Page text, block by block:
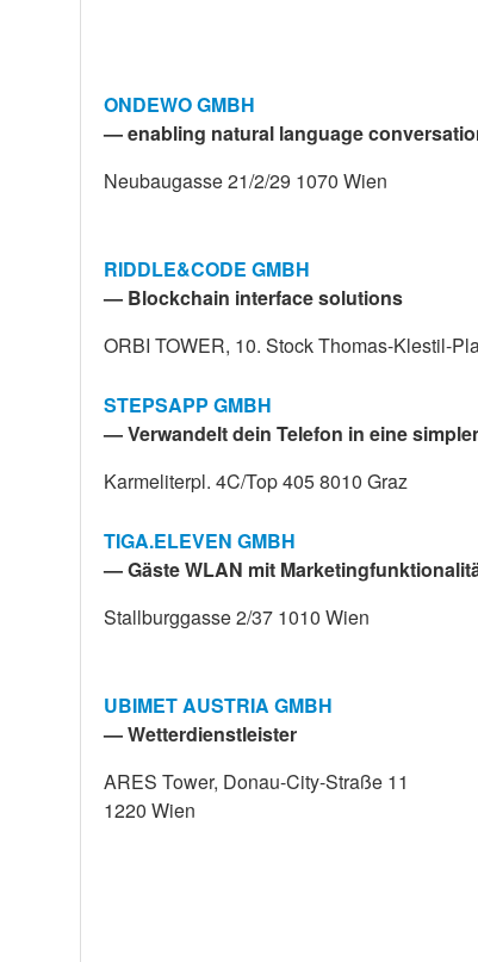
ONDEWO GMBH
— enabling natural language
Neubaugasse 21/2/29 1070 Wien
RIDDLE&CODE GMBH
— Blockchain interface solutions
ORBI TOWER, 10. Stock Thomas-Klestil-
STEPSAPP GMBH
— Verwandelt dein Telefon in eine
Karmeliterpl. 4C/Top 405 8010 Graz
TIGA.ELEVEN GMBH
— Gäste WLAN mit
Stallburggasse 2/37 1010 Wien
UBIMET AUSTRIA GMBH
— Wetterdienstleister
ARES Tower, Donau-City-Straße 11
1220 Wien